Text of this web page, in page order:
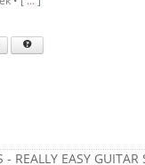
REALLY EASY GUITAR